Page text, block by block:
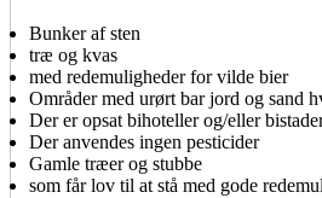
Bunker af sten
træ og kvas
med redemuligheder for vilde bier
Områder med urørt bar jord og sand
Der er opsat bihoteller og/eller
Der anvendes ingen pesticider
Gamle træer og stubbe
som får lov til at stå med gode